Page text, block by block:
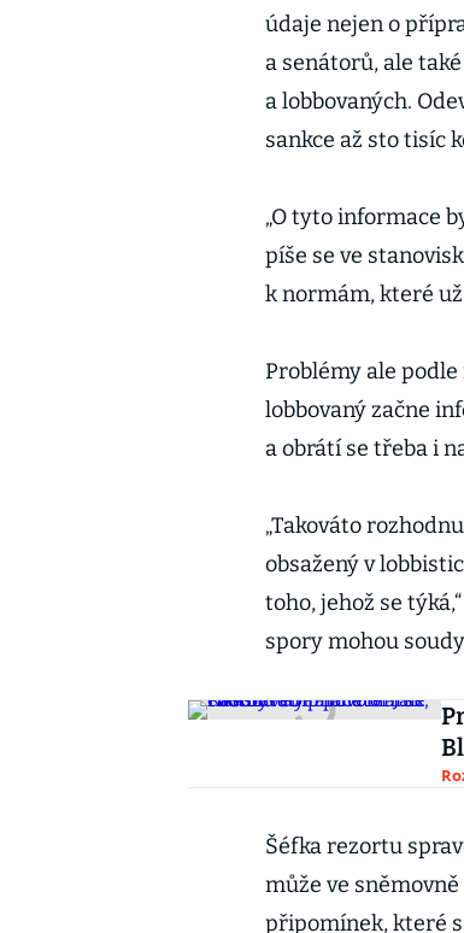
údaje nejen o
a senátorů, ale
a lobbovaných.
sankce až sto tisíc
„O tyto informace
píše se ve
k normám, které
Problémy ale
lobbovaný začne
a obrátí se třeba i
„Takováto
obsažený v
toho, jehož se
spory mohou
Šéfka rezortu
může ve
připomínek, které